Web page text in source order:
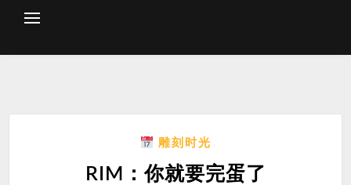
雕刻时光
RIM：你就要完蛋了